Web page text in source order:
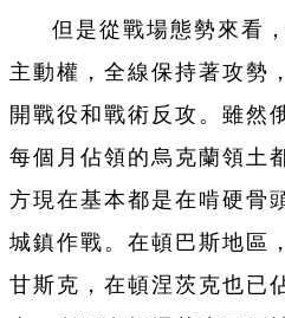
但是從戰場態勢來看
主動權，全線保持著攻勢
開戰役和戰術反攻。雖然
每個月佔領的烏克蘭領土
方現在基本都是在啃硬骨
城鎮作戰。在頓巴斯地區
甘斯克，在頓涅茨克也已